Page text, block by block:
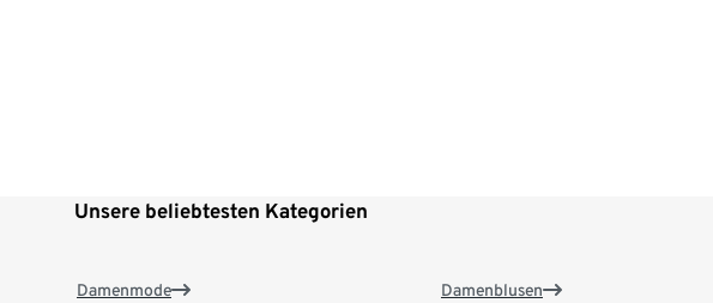
Unsere beliebtesten Kategorien
Damenmode Damenblusen